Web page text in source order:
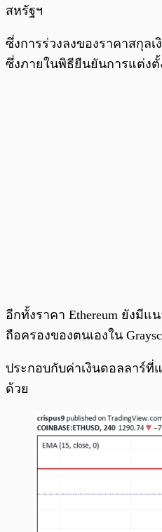
สหรัฐฯ
ซึ่งการร่วงลงของราคาสกุล
ซึ่งภายในพิธียืนยันการแต่งตั้
อีกทั้งราคา Ethereum ยังมี
ถือครองของตนเองใน
ประกอบกับค่าเงินดอลลาร์ที่
ด้วย